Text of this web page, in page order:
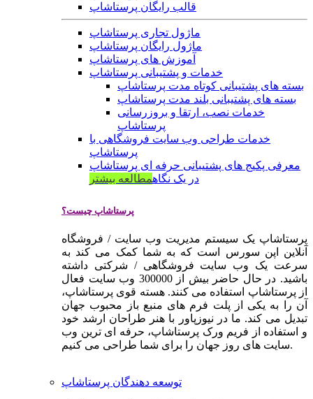
قالب رایگان پرستاشاپ
ماژول تجاری پرستاشاپ
ماژول رایگان پرستاشاپ
آموزش های پرستاشاپ
خدمات و پشتیبانی پرستاشاپ
بسته های پشتیبانی کوتاه مدت پرستاشاپ
بسته های پشتیبانی بلند مدت پرستاشاپ
خدمات نصب، ارتقا و بروزرسانی
پرستاشاپ
خدمات طراحی وب سایت فروشگاهی با
پرستاشاپ
معرفی پکیج های پشتیبانی حرفه ای پرستاشاپ
در یک نگاهمطالعه بیشتر
پرستاشاپ چیست؟
پرستاشاپ یک سیستم مدیریت وب سایت / فروشگاه
آنلاین اپن سورس است که به شما کمک می کند به
سرعت یک وب سایت فروشگاهی / شرکتی داشته
باشید. در حال حاضر بیش از 300000 وب سایت فعال
از پرستاشاپ استفاده می کنند. هسته قوی پرستاشاپ،
آن را به یکی از پلت فرم های منبع باز محبوب جهان
تبدیل می کند. ما در نیوزپاور با هنر طراحان ارشد خود
و استفاده از فریم ورک پرستاشاپ، حرفه ای ترین وب
سایت های روز جهان را برای شما طراحی می کنیم.
توسعه دهندگان پرستاشاپ